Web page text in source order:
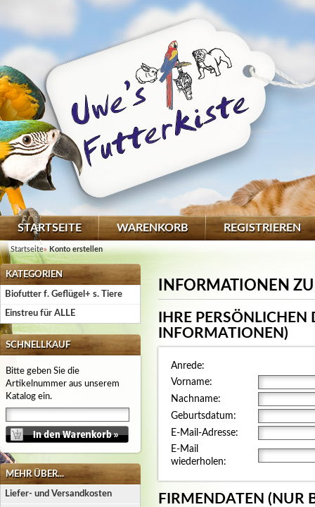
STARTSEITE WARENKORB REGISTRIEREN
Startseite»Konto erstellen
KATEGORIEN
Biofutter f. Geflügel+ s. Tiere
Einstreu für ALLE
SCHNELLKAUF
Bitte geben Sie die
Artikelnummer aus unserem
Katalog ein.
MEHR ÜBER...
Liefer- und Versandkosten
INFORMATIONEN
IHRE
INFORMATIONEN)
Anrede:
Vorname:
Nachname:
Geburtsdatum:
E-Mail-Adresse:
E-Mail
wiederholen:
FIRMENDATEN (NUR